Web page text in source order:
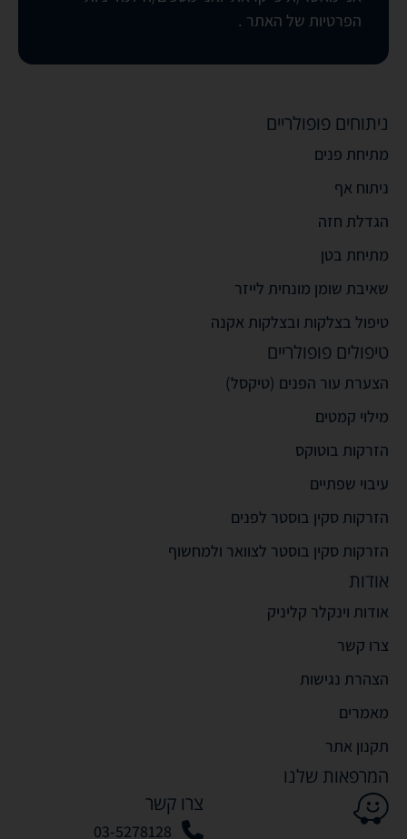
הפרטיות של האתר .
ניתוחים פופולריים
מתיחת פנים
ניתוח אף
הגדלת חזה
מתיחת בטן
שאיבת שומן מונחית לייזר
טיפול בצלקות ובצלקות אקנה
טיפולים פופולריים
הצערת עור הפנים (טיקסל)
מילוי קמטים
הזרקות בוטוקס
עיבוי שפתיים
הזרקות סקין בוסטר לפנים
הזרקות סקין בוסטר לצוואר ולמחשוף
אודות
אודות וינקלר קליניק
צרו קשר
הצהרת נגישות
מאמרים
תקנון אתר
המרפאות שלנו
צרו קשר
03-5278128